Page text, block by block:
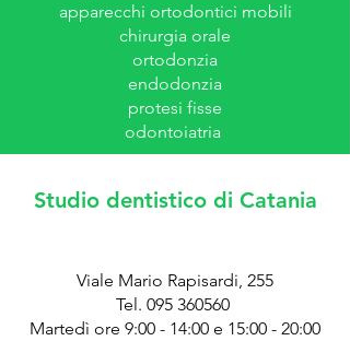
apparecchi ortodontici mobili
chirurgia orale
ortodonzia
endodonzia
protesi fisse
odontoiatria
Studio dentistico di Catania
Viale Mario Rapisardi, 255
Tel. 095 360560
Martedì ore 9:00 - 14:00 e 15:00 - 20:00